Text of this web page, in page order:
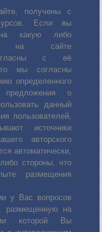
получены с
Если вы
на какую либо
на сайте
с её
мы согласны
определенного
о
данный
пользователей,
источники
авторского
автоматически,
стороны, что
размещения
у Вас вопросов
размещенную на
которой Вы